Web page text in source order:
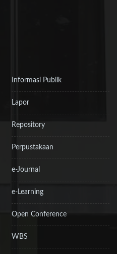
Informasi Publik
Lapor
Repository
Perpustakaan
e-Journal
e-Learning
Open Conference
WBS